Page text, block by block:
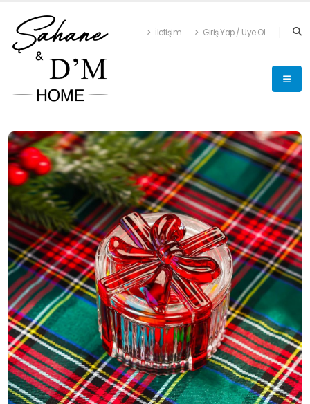
İletişim Giriş Yap / Üye Ol